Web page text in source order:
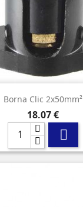
Borna Clic 2x50mm²
Precio
18,07 €
